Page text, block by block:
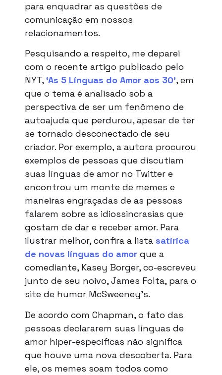
para enquadrar as questões de
comunicação em nossos
relacionamentos.
Pesquisando a respeito, me deparei
com o recente artigo publicado pelo
NYT,‘As 5 Línguas do Amor aos 30’, em
que o tema é analisado sob a
perspectiva de ser um fenômeno de
autoajuda que perdurou, apesar de ter
se tornado desconectado de seu
criador. Por exemplo, a autora procurou
exemplos de pessoas que discutiam
suas línguas de amor no Twitter e
encontrou um monte de memes e
maneiras engraçadas de as pessoas
falarem sobre as idiossincrasias que
gostam de dar e receber amor. Para
ilustrar melhor, confira a lista satírica
de novas línguas do amor que a
comediante, Kasey Borger, co-escreveu
junto de seu noivo, James Folta, para o
site de humor McSweeney’s.
De acordo com Chapman, o fato das
pessoas declararem suas línguas de
amor hiper-específicas não significa
que houve uma nova descoberta. Para
ele, os memes soam todos como